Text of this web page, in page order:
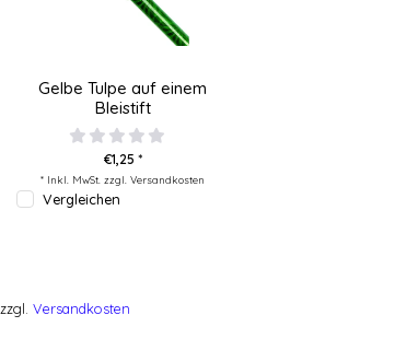
Gelbe Tulpe auf einem
Bleistift
€1,25 *
* Inkl. MwSt. zzgl. Versandkosten
Vergleichen
zzgl. Versandkosten